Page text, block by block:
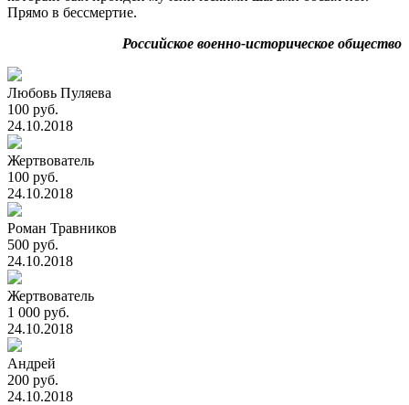
Прямо в бессмертие.
Российское военно-историческое общество
Любовь Пуляева
100 руб.
24.10.2018
Жертвователь
100 руб.
24.10.2018
Роман Травников
500 руб.
24.10.2018
Жертвователь
1 000 руб.
24.10.2018
Андрей
200 руб.
24.10.2018